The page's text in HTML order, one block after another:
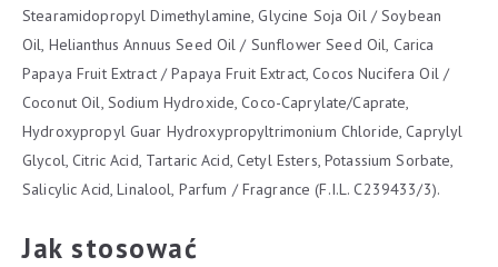
Stearamidopropyl Dimethylamine, Glycine Soja Oil / Soybean
Oil, Helianthus Annuus Seed Oil / Sunflower Seed Oil, Carica
Papaya Fruit Extract / Papaya Fruit Extract, Cocos Nucifera Oil /
Coconut Oil, Sodium Hydroxide, Coco-Caprylate/Caprate,
Hydroxypropyl Guar Hydroxypropyltrimonium Chloride, Caprylyl
Glycol, Citric Acid, Tartaric Acid, Cetyl Esters, Potassium Sorbate,
Salicylic Acid, Linalool, Parfum / Fragrance (F.I.L. C239433/3).
Jak stosować